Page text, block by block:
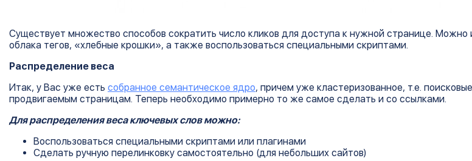
Существует множество способов сократить число кликов для доступа к нужной странице. Можно
облака тегов, «хлебные крошки», а также воспользоваться специальными скриптами.
Распределение веса
Итак, у Вас уже есть собранное семантическое ядро, причем уже кластеризованное, т.е.
продвигаемым страницам. Теперь необходимо примерно то же самое сделать и со ссылками.
Для распределения веса ключевых слов можно:
Воспользоваться специальными скриптами или плагинами
Сделать ручную перелинковку самостоятельно (для небольших сайтов)